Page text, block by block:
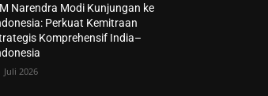
Narendra Modi Kunjungan ke
Perkuat Kemitraan
Komprehensif India–
Juli 2026